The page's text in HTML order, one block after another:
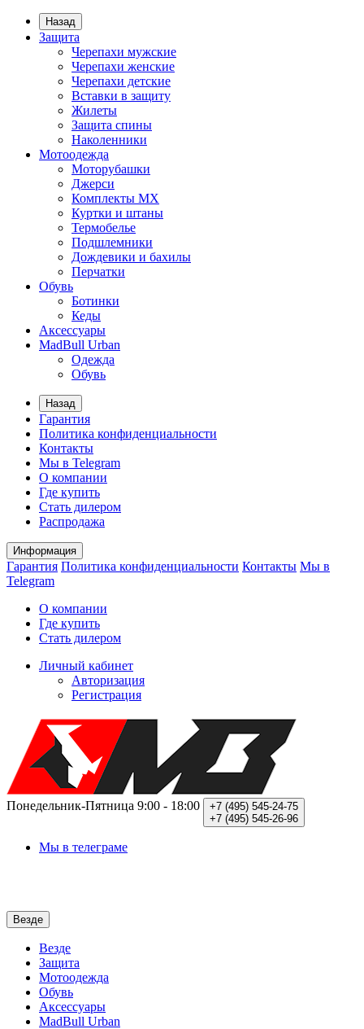
Назад
Защита
Черепахи мужские
Черепахи женские
Черепахи детские
Вставки в защиту
Жилеты
Защита спины
Наколенники
Мотоодежда
Моторубашки
Джерси
Комплекты MX
Куртки и штаны
Термобелье
Подшлемники
Дождевики и бахилы
Перчатки
Обувь
Ботинки
Кеды
Аксессуары
MadBull Urban
Одежда
Обувь
Назад
Гарантия
Политика конфиденциальности
Контакты
Мы в Telegram
О компании
Где купить
Стать дилером
Распродажа
Информация
Гарантия Политика конфиденциальности Контакты Мы в
Telegram
О компании
Где купить
Стать дилером
Личный кабинет
Авторизация
Регистрация
Понедельник-Пятница 9:00 - 18:00 +7 (495) 545-24-75
+7 (495) 545-26-96
Мы в телеграме
Везде
Везде
Защита
Мотоодежда
Обувь
Аксессуары
MadBull Urban